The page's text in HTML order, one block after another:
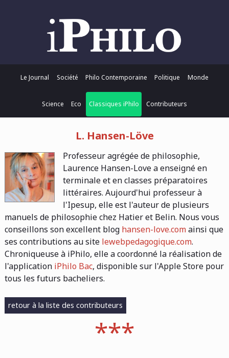
Le Journal Société Philo Contemporaine Politique Monde
Science Eco Classiques iPhilo Contributeurs
L. Hansen-Löve
Professeur agrégée de philosophie,
Laurence Hansen-Love a enseigné en
terminale et en classes préparatoires
littéraires. Aujourd'hui professeur à
l'Ipesup, elle est l'auteur de plusieurs
manuels de philosophie chez Hatier et Belin. Nous vous
conseillons son excellent blog hansen-love.comainsi que
ses contributions au site lewebpedagogique.com.
Chroniqueuse à iPhilo, elle a coordonné la réalisation de
l'application iPhilo Bac, disponible sur l'Apple Store pour
tous les futurs bacheliers.
retour à la liste des contributeurs